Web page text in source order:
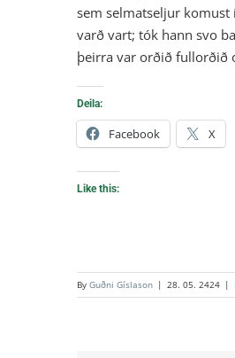
sem selmatseljur
varð vart; tók hann svo
þeirra var orðið fullorðið
Deila:
Facebook X
Like this:
By Guðni Gíslason | 28. 05. 2424 |